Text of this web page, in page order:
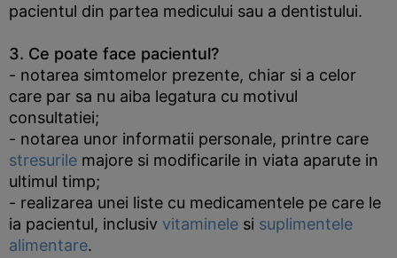
pacientul din partea medicului sau a dentistului.
3. Ce poate face pacientul?
- notarea simtomelor prezente, chiar si a celor
care par sa nu aiba legatura cu motivul
consultatiei;
- notarea unor informatii personale, printre care
stresurile majore si modificarile in viata aparute in
ultimul timp;
- realizarea unei liste cu medicamentele pe care le
ia pacientul, inclusiv vitaminele si suplimentele
alimentare.